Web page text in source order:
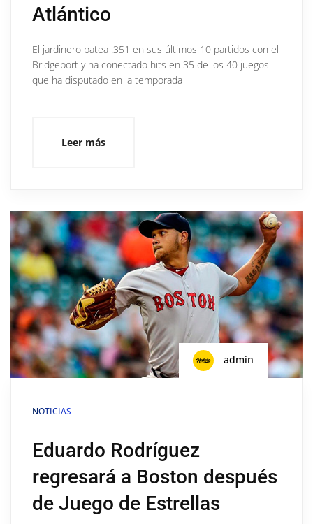
Atlántico
El jardinero batea .351 en sus últimos 10 partidos con el
Bridgeport y ha conectado hits en 35 de los 40 juegos
que ha disputado en la temporada
Leer más
admin
NOTICIAS
Eduardo Rodríguez
regresará a Boston después
de Juego de Estrellas